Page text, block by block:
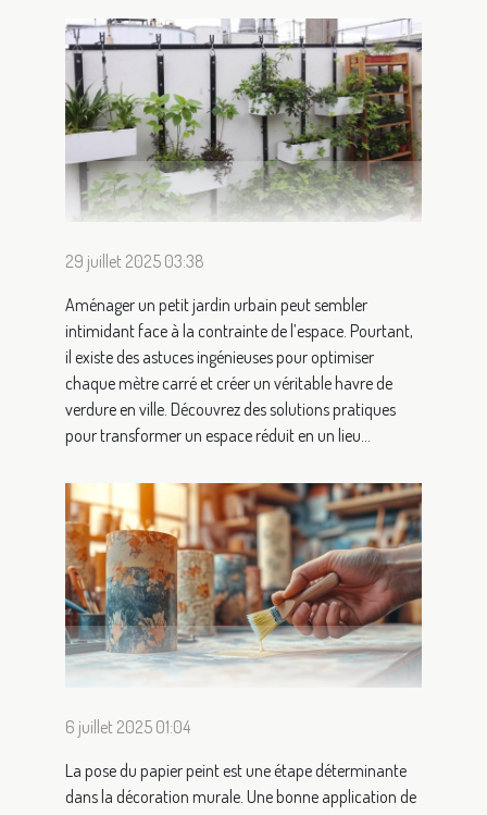
29 juillet 2025 03:38
Aménager un petit jardin urbain peut sembler
intimidant face à la contrainte de l’espace. Pourtant,
il existe des astuces ingénieuses pour optimiser
chaque mètre carré et créer un véritable havre de
verdure en ville. Découvrez des solutions pratiques
pour transformer un espace réduit en un lieu...
6 juillet 2025 01:04
La pose du papier peint est une étape déterminante
dans la décoration murale. Une bonne application de